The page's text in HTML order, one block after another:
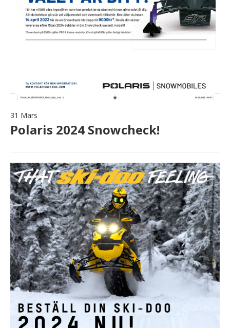
31 Mars
Polaris 2024 Snowcheck!